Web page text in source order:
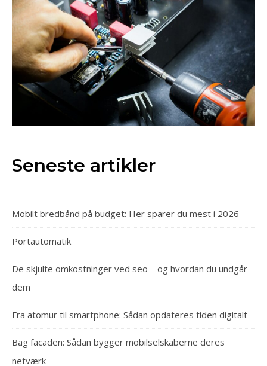
Seneste artikler
Mobilt bredbånd på budget: Her sparer du mest i 2026
Portautomatik
De skjulte omkostninger ved seo – og hvordan du undgår
dem
Fra atomur til smartphone: Sådan opdateres tiden digitalt
Bag facaden: Sådan bygger mobilselskaberne deres
netværk